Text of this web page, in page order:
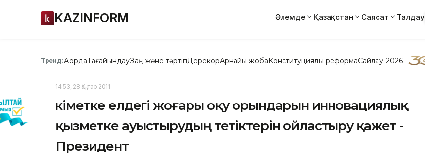
KAZINFORM Әлемде Қазақстан Саясат Талдау
Тренд:АқордаТағайындауЗаң және тәртіпДерекқорАрнайы жобаКонституциялық реформаСайлау-2026
14:53, 28 Қаңтар 2011
Үкіметке елдегі жоғары оқу орындарын инновациялық
қызметке ауыстырудың тетіктерін ойластыру қажет -
Президент